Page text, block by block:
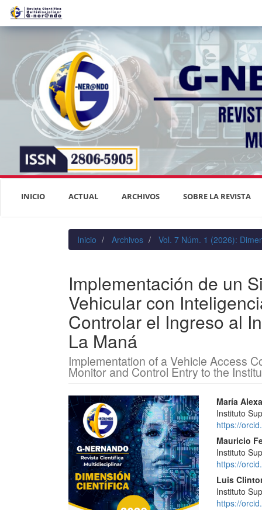
Navegación
principal
Contenido
Barra
lateral
INICIO ACTUAL ARCHIVOS SOBRE LA REVISTA
Inicio Archivos Vol. 7 Núm. 1 (2026):
Implementación de un
Vehicular con
Controlar el Ingreso al
La Maná
Implementation of a Vehicle Access
Monitor and Control Entry to the
Barra
lateral
del
artículo
del
María
Instituto
https://
Mauricio
Instituto
https://
Luis
Instituto
https://